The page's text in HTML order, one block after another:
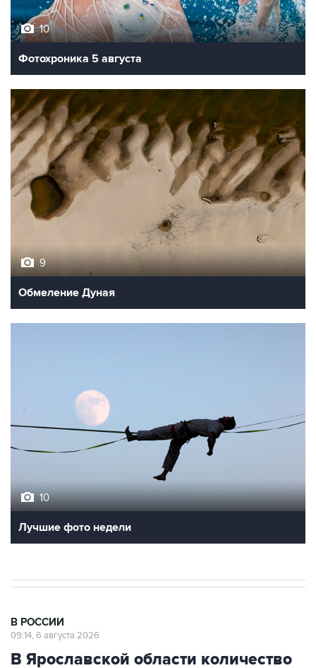
10
Фотохроника 5 августа
9
Обмеление Дуная
10
Лучшие фото недели
В РОССИИ
09:14, 6 августа 2026
В Ярославской области количество